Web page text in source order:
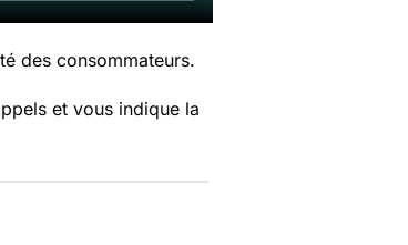
des consommateurs.
et vous indique la